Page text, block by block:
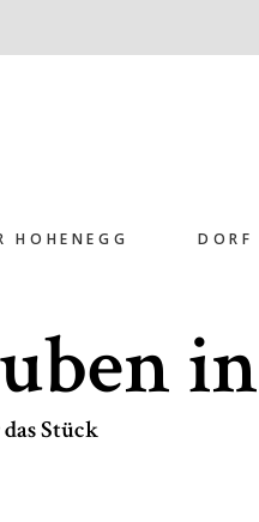
HOHENEGG DORF
Stück